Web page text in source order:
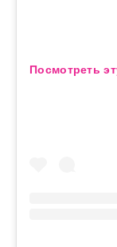
Посмотреть